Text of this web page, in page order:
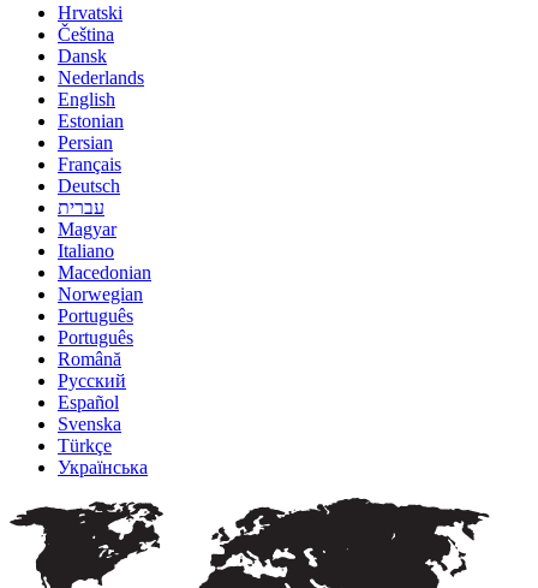
Hrvatski
Čeština
Dansk
Nederlands
English
Estonian
Persian
Français
Deutsch
עברית
Magyar
Italiano
Macedonian
Norwegian
Português
Português
Română
Русский
Español
Svenska
Türkçe
Українська